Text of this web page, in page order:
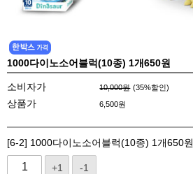
1000다이노소어블럭(10종) 1개650원
소비자가 10,000원 (35%할인)
상품가 6,500원
[6-2] 1000다이노소어블럭(10종) 1개650원
+1 -1